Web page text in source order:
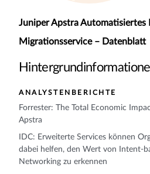
ANALYSTENBERICHTE
Forrester: The Total Economic
Apstra
IDC: Erweiterte Services können
dabei helfen, den Wert von Intent-
Networking zu erkennen
Juniper Apstra Automatisiertes
Migrationsservice – Datenblatt